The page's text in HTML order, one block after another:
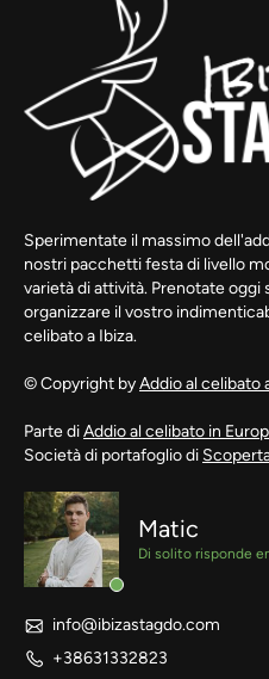
Sperimentate il massimo
nostri pacchetti festa di livello
varietà di attività. Prenotate oggi
organizzare il vostro
celibato a Ibiza.
© Copyright byAddio al celibato
Parte diAddio al celibato in
Società di portafoglio di
Matic
Di solito risponde
info@ibizastagdo.com
+38631332823